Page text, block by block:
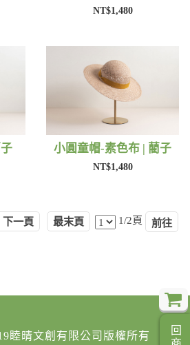
NT$1,480
小圓童帽-素色布 | 藺子
NT$1,480
下一頁 最末頁 1/2頁
睦晴文創有限公司版權所有